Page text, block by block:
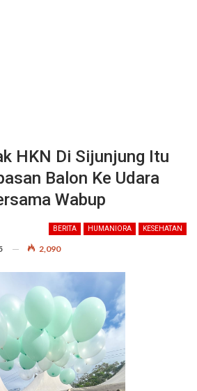
HKN Di Sijunjung Itu
Balon Ke Udara
Wabup
BERITA HUMANIORA KESEHATAN
2,090